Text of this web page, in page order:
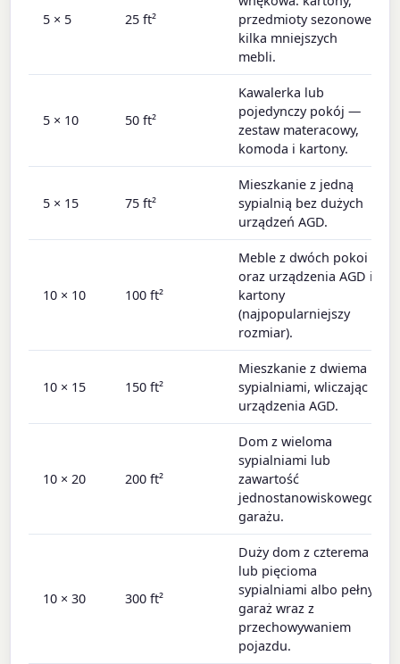
5 × 5 25 ft²
przedmioty sezonowe,
kilka mniejszych
mebli.
5 × 10 50 ft²
Kawalerka lub
pojedynczy pokój —
zestaw materacowy,
komoda i kartony.
5 × 15 75 ft²
Mieszkanie z jedną
sypialnią bez dużych
urządzeń AGD.
10 × 10 100 ft²
Meble z dwóch pokoi
oraz urządzenia AGD i
kartony
(najpopularniejszy
rozmiar).
10 × 15 150 ft²
Mieszkanie z dwiema
sypialniami, wliczając
urządzenia AGD.
10 × 20 200 ft²
Dom z wieloma
sypialniami lub
zawartość
jednostanowiskowego
garażu.
10 × 30 300 ft²
Duży dom z czterema
lub pięcioma
sypialniami albo pełny
garaż wraz z
przechowywaniem
pojazdu.